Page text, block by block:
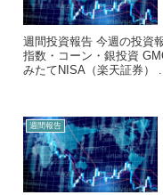
週間投資報告 今週の投資
指数・コーン・銀投資
みたてNISA（楽天証券） ...
週間報告